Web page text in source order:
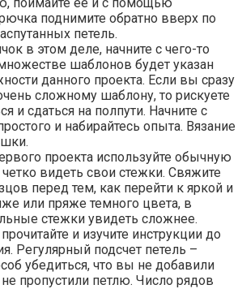
поднимите обратно вверх по
петель.
в этом деле, начните с чего-то
шаблонов будет указан
данного проекта. Если вы сразу
сложному шаблону, то рискуете
и сдаться на полпути. Начните с
и набирайтесь опыта. Вязание
проекта используйте обычную
видеть свои стежки. Свяжите
перед тем, как перейти к яркой и
или пряже темного цвета, в
стежки увидеть сложнее.
и изучите инструкции до
Регулярный подсчет петель –
убедиться, что вы не добавили
пропустили петлю. Число рядов